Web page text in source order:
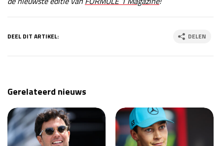
DEEL DIT ARTIKEL: DELEN
Gerelateerd nieuws